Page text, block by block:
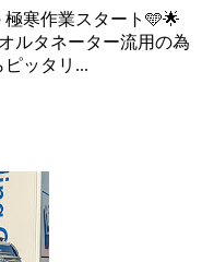
寒作業スタート🩵🌟
ルタネーター流用の為
ッタリ...